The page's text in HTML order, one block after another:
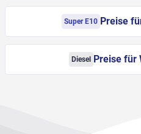
Super E10 Preise
Diesel Preise für